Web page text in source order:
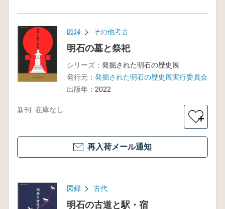
図録 その他考古
明石の墓と祭祀
シリーズ： 発掘された明石の歴史展
発行元： 発掘された明石の歴史展実行委員会
出版年： 2022
新刊 在庫なし
＋
再入荷メール通知
図録 古代
明石の古道と駅・宿